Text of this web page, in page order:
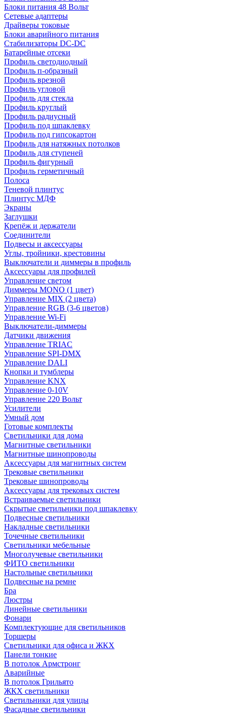
Блоки питания 48 Вольт
Сетевые адаптеры
Драйверы токовые
Блоки аварийного питания
Стабилизаторы DC-DC
Батарейные отсеки
Профиль светодиодный
Профиль п-образный
Профиль врезной
Профиль угловой
Профиль для стекла
Профиль круглый
Профиль радиусный
Профиль под шпаклевку
Профиль под гипсокартон
Профиль для натяжных потолков
Профиль для ступеней
Профиль фигурный
Профиль герметичный
Полоса
Теневой плинтус
Плинтус МДФ
Экраны
Заглушки
Крепёж и держатели
Соединители
Подвесы и аксессуары
Углы, тройники, крестовины
Выключатели и диммеры в профиль
Аксессуары для профилей
Управление светом
Диммеры MONO (1 цвет)
Управление MIX (2 цвета)
Управление RGB (3-6 цветов)
Управление Wi-Fi
Выключатели-диммеры
Датчики движения
Управление TRIAC
Управление SPI-DMX
Управление DALI
Кнопки и тумблеры
Управление KNX
Управление 0-10V
Управление 220 Вольт
Усилители
Умный дом
Готовые комплекты
Светильники для дома
Магнитные светильники
Магнитные шинопроводы
Аксессуары для магнитных систем
Трековые светильники
Трековые шинопроводы
Аксессуары для трековых систем
Встраиваемые светильники
Скрытые светильники под шпаклевку
Подвесные светильники
Накладные светильники
Точечные светильники
Светильники мебельные
Многолучевые светильники
ФИТО светильники
Настольные светильники
Подвесные на ремне
Бра
Люстры
Линейные светильники
Фонари
Комплектующие для светильников
Торшеры
Светильники для офиса и ЖКХ
Панели тонкие
В потолок Армстронг
Аварийные
В потолок Грильято
ЖКХ светильники
Светильники для улицы
Фасадные светильники